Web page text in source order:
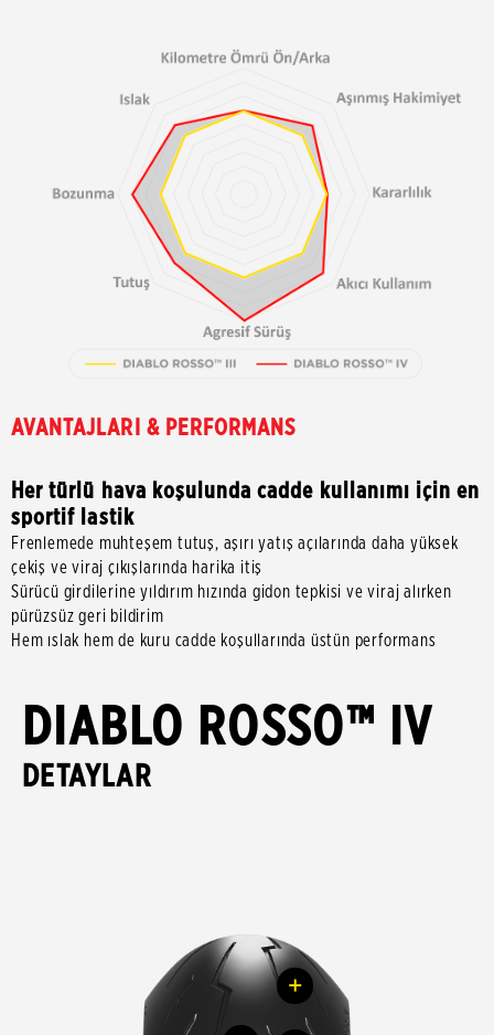
AVANTAJLARI & PERFORMANS
Her türlü hava koşulunda cadde kullanımı için en
sportif lastik
Frenlemede muhteşem tutuş, aşırı yatış açılarında daha yüksek
çekiş ve viraj çıkışlarında harika itiş
Sürücü girdilerine yıldırım hızında gidon tepkisi ve viraj alırken
pürüzsüz geri bildirim
Hem ıslak hem de kuru cadde koşullarında üstün performans
DIABLO ROSSO™ IV
DETAYLAR
+